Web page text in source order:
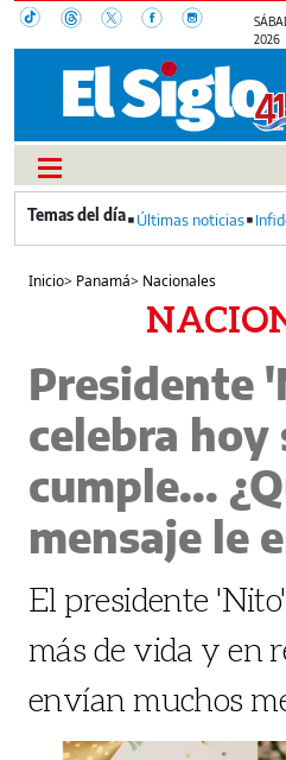
2026
Últimas noticias
Inicio> Panamá> Nacionales
Presidente
celebra hoy
cumple...
mensaje le
El presidente
más de vida y en
envían muchos